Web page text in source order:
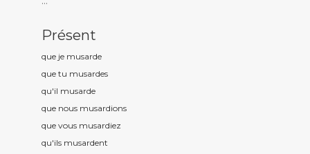
Présent
que je musarde
que tu musardes
qu'il musarde
que nous musardions
que vous musardiez
qu'ils musardent